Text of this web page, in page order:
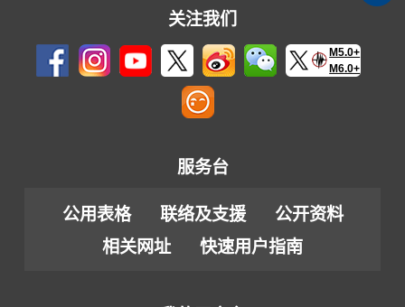
关注我们
M5.0+
M6.0+
服务台
公用表格 联络及支援
公开资料
相关网址
快速用户指南